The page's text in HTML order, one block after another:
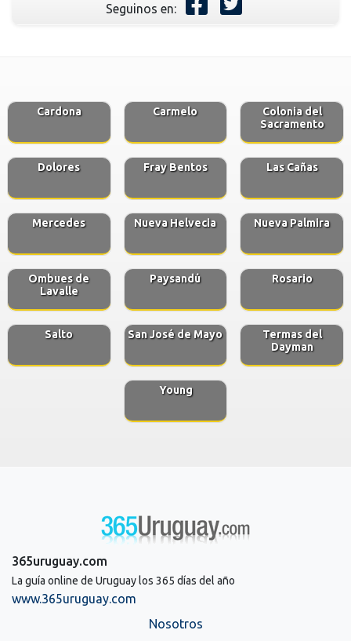
Seguinos en:
Cardona Carmelo
Colonia del
Sacramento
Dolores Fray Bentos Las Cañas
Mercedes Nueva Helvecia Nueva Palmira
Ombues de
Lavalle
Paysandú Rosario
Salto San José de Mayo
Termas del
Dayman
Young
365uruguay.com
La guía online de Uruguay los 365 días del año
www.365uruguay.com
Nosotros